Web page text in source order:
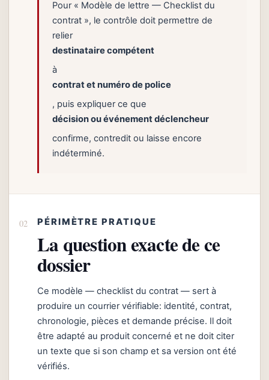
Pour « Modèle de lettre — Checklist du
contrat », le contrôle doit permettre de
relier
destinataire compétent
à
contrat et numéro de police
, puis expliquer ce que
décision ou événement déclencheur
confirme, contredit ou laisse encore
indéterminé.
PÉRIMÈTRE PRATIQUE
La question exacte de ce
dossier
Ce modèle — checklist du contrat — sert à
produire un courrier vérifiable: identité, contrat,
chronologie, pièces et demande précise. Il doit
être adapté au produit concerné et ne doit citer
un texte que si son champ et sa version ont été
vérifiés.